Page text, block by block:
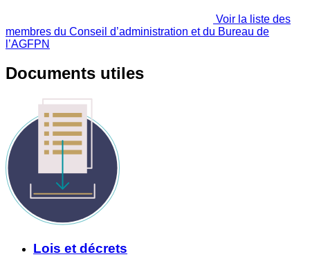
Voir la liste des
membres du Conseil d’administration et du Bureau de
l’AGFPN
Documents utiles
Lois et décrets